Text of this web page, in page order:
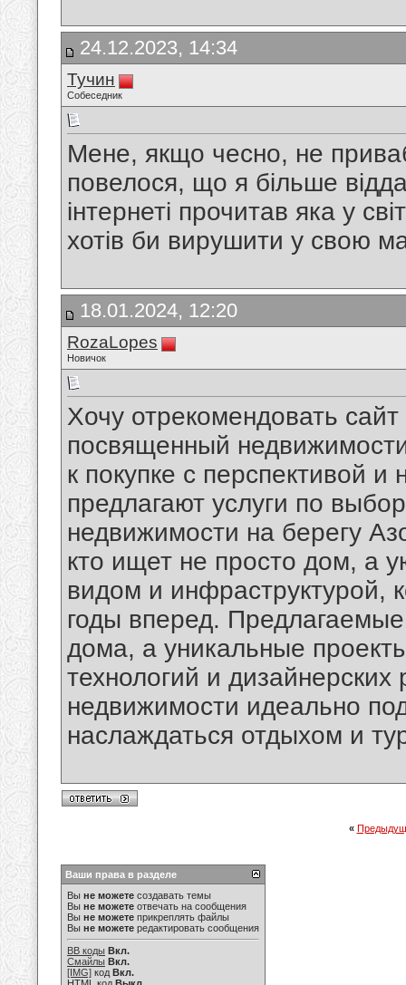
24.12.2023, 14:34
Тучин
Собеседник
Мене, якщо чесно, не
повелося, що я більше
інтернеті прочитав яка у
хотів би вирушити у свою
18.01.2024, 12:20
RozaLopes
Новичок
Хочу отрекомендовать сайт
посвященный
к покупке с перспективой
предлагают услуги по
недвижимости на берегу
кто ищет не просто дом, а
видом и инфраструктурой,
годы вперед.
дома, а уникальные
технологий и
недвижимости идеально
наслаждаться отдыхом и
«
Ваши права в разделе
Вы не можете создавать темы
Вы не можете отвечать на сообщения
Вы не можете прикреплять файлы
Вы не можете редактировать сообщения
BB коды Вкл.
Смайлы Вкл.
[IMG] код Вкл.